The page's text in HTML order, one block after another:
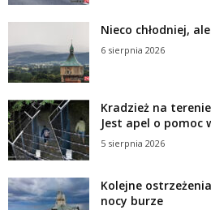
Nieco chłodniej,
6 sierpnia 2026
Kradzież na
Jest apel o pomoc
5 sierpnia 2026
Kolejne
nocy burze